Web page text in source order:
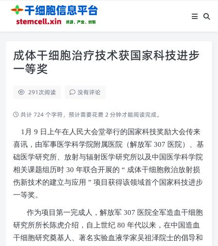
成体干细胞治疗技术获国家科技进步
一等奖
291次阅读 没有评论
共计 724 个字符，预计需要花费 2 分钟才能阅读完成。
1 月 9 日上午在人民大会堂举行的国家科技奖励大会传来
喜讯，由军事医学科学院附属医院（解放军 307 医院）、基
础医学研究所、放射与辐射医学研究所以及中国医学科学院
相关课题组历时 30 年联合开展的 “ 成体干细胞救治放射损
伤新技术的建立与应用 ” 项目获得该领域首个国家科技进步
一等奖。
作为项目第一完成人，解放军 307 医院全军造血干细胞
研究所所长陈虎介绍，自上世纪 80 年代以来，在中国造血
干细胞研究奠基人、著名实验血液学家吴祖泽院士的倡导和